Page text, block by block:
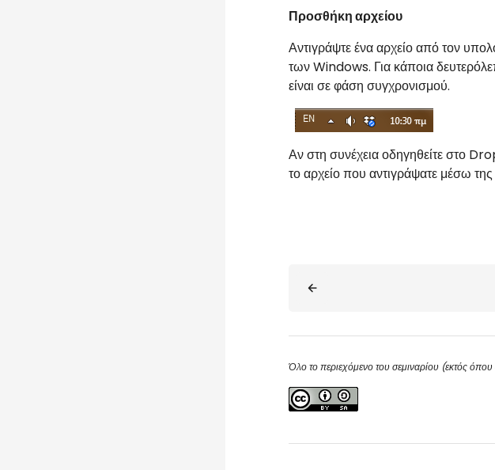
Προσθήκη αρχείου
Αντιγράψτε ένα αρχείο από τον
τωνWindows. Για κάποια
είναι σε φάση συγχρονισμού.
Αν στη συνέχεια οδηγηθείτε στο
το αρχείο που αντιγράψατε μέσω
Μπλοκ
Όλο το περιεχόμενο του σεμιναρίου (εκτός